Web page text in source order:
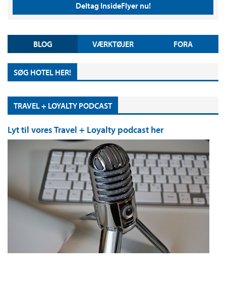
Deltag InsideFlyer nu!
BLOG VÆRKTØJER FORA
SØG HOTEL HER!
TRAVEL + LOYALTY PODCAST
Lyt til vores Travel + Loyalty podcast her